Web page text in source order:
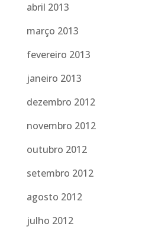
abril 2013
março 2013
fevereiro 2013
janeiro 2013
dezembro 2012
novembro 2012
outubro 2012
setembro 2012
agosto 2012
julho 2012